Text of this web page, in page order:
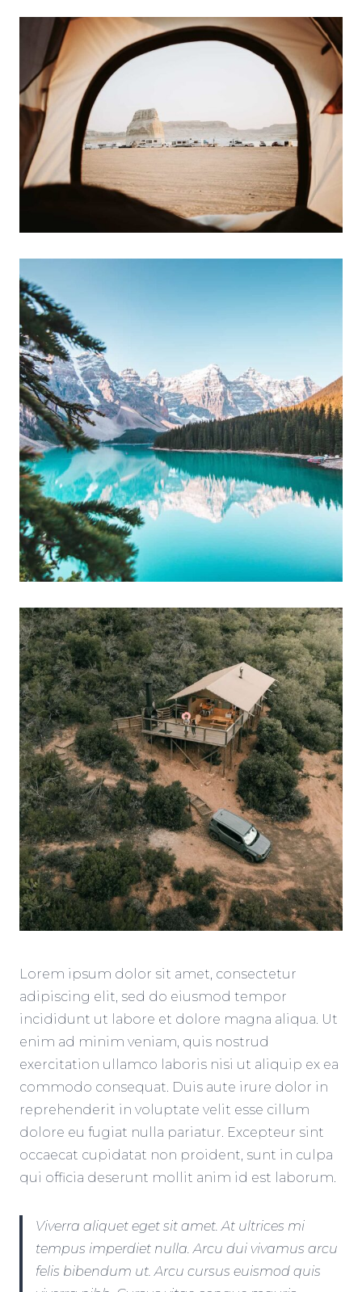
Lorem ipsum dolor sit amet, consectetur
adipiscing elit, sed do eiusmod tempor
incididunt ut labore et dolore magna aliqua. Ut
enim ad minim veniam, quis nostrud
exercitation ullamco laboris nisi ut aliquip ex ea
commodo consequat. Duis aute irure dolor in
reprehenderit in voluptate velit esse cillum
dolore eu fugiat nulla pariatur. Excepteur sint
occaecat cupidatat non proident, sunt in culpa
qui officia deserunt mollit anim id est laborum.
Viverra aliquet eget sit amet. At ultrices mi
tempus imperdiet nulla. Arcu dui vivamus arcu
felis bibendum ut. Arcu cursus euismod quis